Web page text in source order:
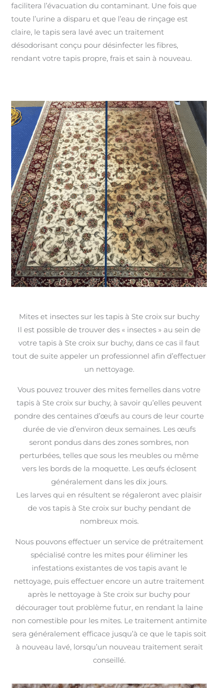
facilitera l’évacuation du contaminant. Une fois que
toute l’urine a disparu et que l’eau de rinçage est
claire, le tapis sera lavé avec un traitement
désodorisant conçu pour désinfecter les fibres,
rendant votre tapis propre, frais et sain à nouveau.
Mites et insectes sur les tapis à Ste croix sur buchy
Il est possible de trouver des « insectes » au sein de
votre tapis à Ste croix sur buchy, dans ce cas il faut
tout de suite appeler un professionnel afin d’effectuer
un nettoyage.
Vous pouvez trouver des mites femelles dans votre
tapis à Ste croix sur buchy, à savoir qu’elles peuvent
pondre des centaines d’œufs au cours de leur courte
durée de vie d’environ deux semaines. Les œufs
seront pondus dans des zones sombres, non
perturbées, telles que sous les meubles ou même
vers les bords de la moquette. Les œufs éclosent
généralement dans les dix jours.
Les larves qui en résultent se régaleront avec plaisir
de vos tapis à Ste croix sur buchy pendant de
nombreux mois.
Nous pouvons effectuer un service de prétraitement
spécialisé contre les mites pour éliminer les
infestations existantes de vos tapis avant le
nettoyage, puis effectuer encore un autre traitement
après le nettoyage à Ste croix sur buchy pour
décourager tout problème futur, en rendant la laine
non comestible pour les mites. Le traitement antimite
sera généralement efficace jusqu’à ce que le tapis soit
à nouveau lavé, lorsqu’un nouveau traitement serait
conseillé.